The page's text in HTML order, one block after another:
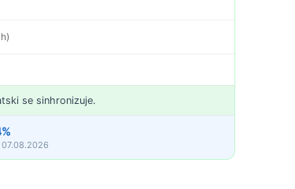
se sinhronizuje.
07.08.2026